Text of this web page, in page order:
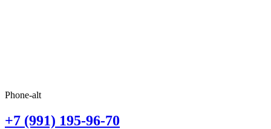
Phone-alt
+7 (991) 195-96-70